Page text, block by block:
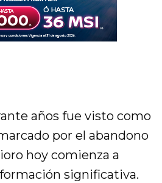
años fue visto como
por el abandono
hoy comienza a
significativa.